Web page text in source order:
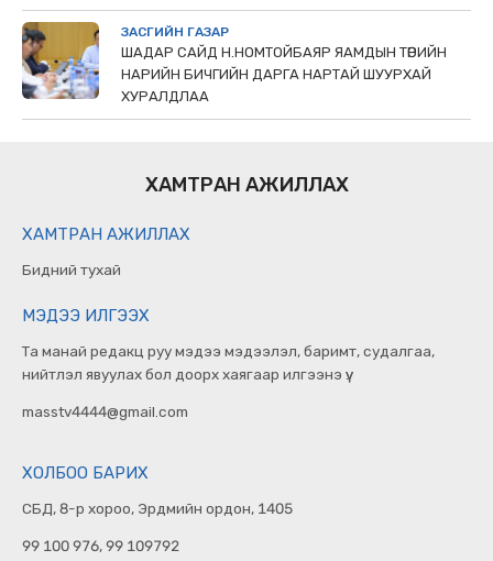
ЗАСГИЙН ГАЗАР
ШАДАР САЙД Н.НОМТОЙБАЯР ЯАМДЫН ТӨРИЙН
НАРИЙН БИЧГИЙН ДАРГА НАРТАЙ ШУУРХАЙ
ХУРАЛДЛАА
ХАМТРАН АЖИЛЛАХ
ХАМТРАН АЖИЛЛАХ
Бидний тухай
МЭДЭЭ ИЛГЭЭХ
Та манай редакц руу мэдээ мэдээлэл, баримт, судалгаа,
нийтлэл явуулах бол доорх хаягаар илгээнэ үү.
masstv4444@gmail.com
ХОЛБОО БАРИХ
СБД, 8-р хороо, Эрдмийн ордон, 1405
99 100 976, 99 109792